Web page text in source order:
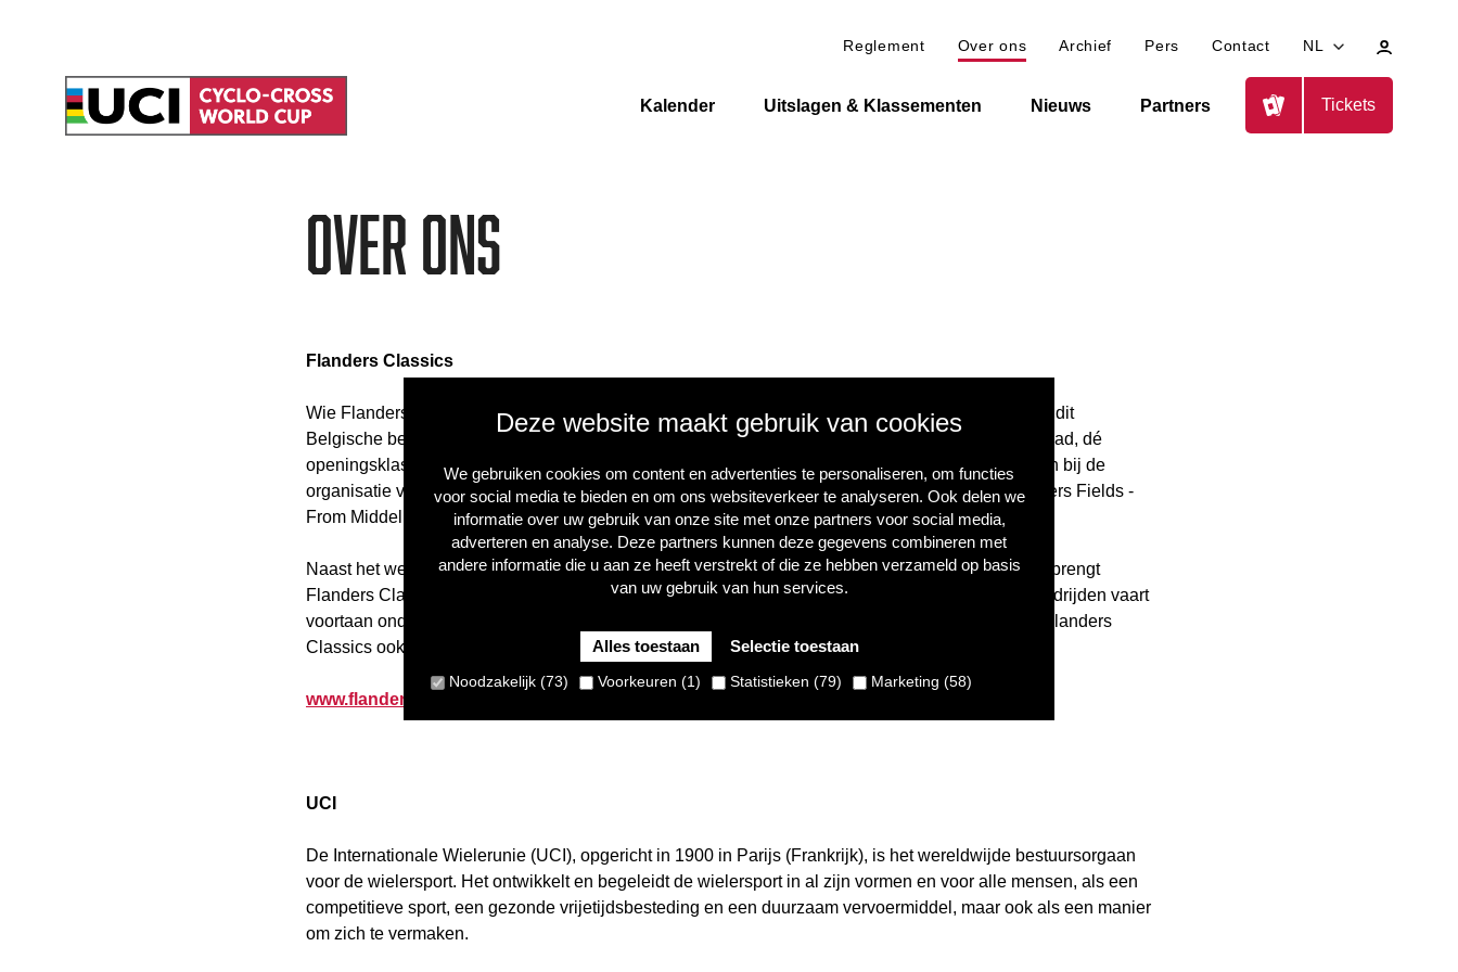
Deze website maakt gebruik van cookies
We gebruiken cookies om content en advertenties te personaliseren, om functies
voor social media te bieden en om ons websiteverkeer te analyseren. Ook delen we
informatie over uw gebruik van onze site met onze partners voor social media,
adverteren en analyse. Deze partners kunnen deze gegevens combineren met
andere informatie die u aan ze heeft verstrekt of die ze hebben verzameld op basis
van uw gebruik van hun services.
Alles toestaan Selectie toestaan
Noodzakelijk (73) Voorkeuren (1) Statistieken (79) Marketing (58)
Reglement Over ons Archief Pers Contact NL
Kalender Uitslagen & Klassementen Nieuws Partners Tickets
Over ons
Flanders Classics
Wie Flanders Classics zegt, denkt meteen aan de Vlaamse voorjaarsklassiekers
. Sinds 2010 is dit
Belgische bedrijf de organisator van de prestigieuze Ronde van Vlaanderen en Omloop Nieuwsblad, dé
openingsklassieker bij uitstek. Voorts is Flanders Classics ook op verschillende vlakken betrokken bij de
organisatie van vier andere gerenommeerde voorjaarskoersen: Dwars door Vlaanderen, In Flanders Fields -
From Middelkerke to Wevelgem, Scheldeprijs en De Brabantse Pijl.
Naast het wegrennen heeft ook hetveldrijdenin Vlaanderen een rijke geschiedenis. Sinds 2018 brengt
Flanders Classics die geschiedenis van beide disciplines bij elkaar. De Telenet Superprestige veldrijden vaart
voortaan onder dezelfde vlag als de Ronde van Vlaanderen. Sinds het seizoen 2020-2021 staat Flanders
Classics ook in voor de organisatie van de UCI Wereldbeker Veldrijden.
www.flandersclassics.be
UCI
De Internationale Wielerunie (UCI), opgericht in 1900 in Parijs (Frankrijk), is het wereldwijde bestuursorgaan
voor de wielersport. Het ontwikkelt en begeleidt de wielersport in al zijn vormen en voor alle mensen, als een
competitieve sport, een gezonde vrijetijdsbesteding en een duurzaam vervoermiddel, maar ook als een manier
om zich te vermaken.